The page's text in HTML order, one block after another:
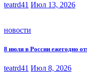
teatrd41 Июл 13, 2026
новости
8 июля в России ежегодно
teatrd41 Июл 8, 2026